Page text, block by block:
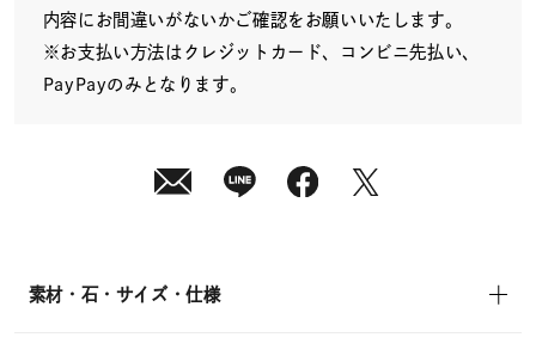
内容にお間違いがないかご確認をお願いいたします。
※お支払い方法はクレジットカード、コンビニ先払い、
PayPayのみとなります。
素材・石・サイズ・仕様